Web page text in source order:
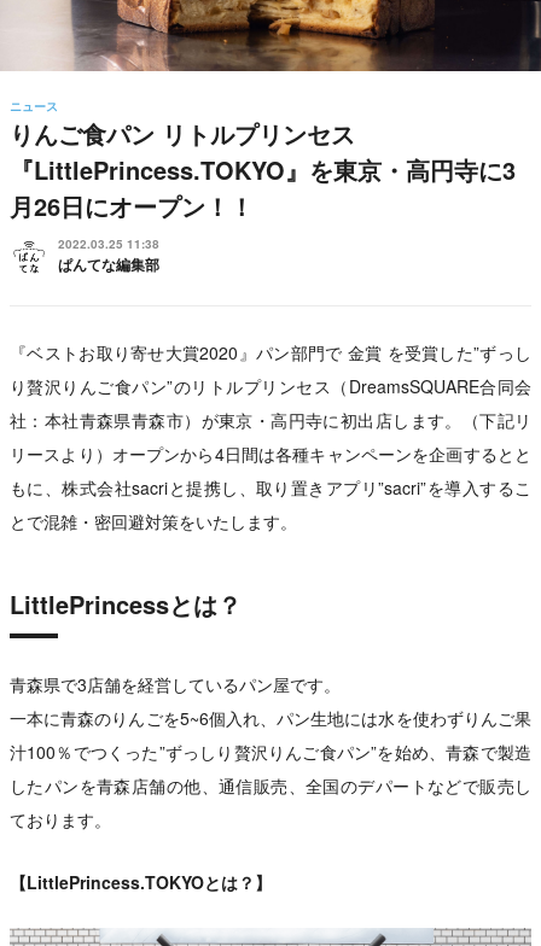
ニュース
りんご食パン リトルプリンセス
『LittlePrincess.TOKYO』を東京・高円寺に3
月26日にオープン！！
2022.03.25 11:38
ぱんてな編集部
『ベストお取り寄せ大賞2020』パン部門で 金賞 を受賞した”ずっし
り贅沢りんご食パン”のリトルプリンセス（DreamsSQUARE合同会
社：本社青森県青森市）が東京・高円寺に初出店します。（下記リ
リースより）オープンから4日間は各種キャンペーンを企画するとと
もに、株式会社sacriと提携し、取り置きアプリ”sacri”を導入するこ
とで混雑・密回避対策をいたします。
LittlePrincessとは？
青森県で3店舗を経営しているパン屋です。
一本に青森のりんごを5~6個入れ、パン生地には水を使わずりんご果
汁100％でつくった”ずっしり贅沢りんご食パン”を始め、青森で製造
したパンを青森店舗の他、通信販売、全国のデパートなどで販売し
ております。
【LittlePrincess.TOKYOとは？】